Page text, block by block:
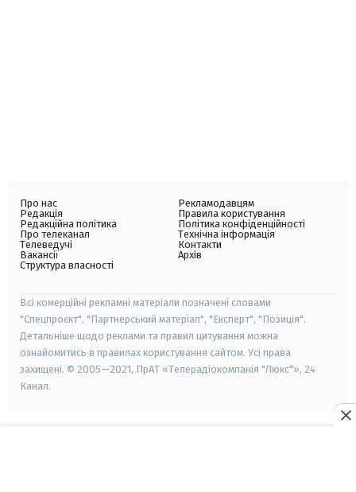
Про нас
Редакція
Редакційна політика
Про телеканал
Телеведучі
Вакансії
Структура власності
Рекламодавцям
Правила користування
Політика конфіденційності
Технічна інформація
Контакти
Архів
Всі комерційні рекламні матеріали позначені словами
"Спецпроєкт", "Партнерський матеріал", "Експерт", "Позиція".
Детальніше щодо реклами та правил цитування можна
ознайомитись в правилах користування сайтом. Усі права
захищені. © 2005—2021, ПрАТ «Телерадіокомпанія "Люкс"», 24
Канал.